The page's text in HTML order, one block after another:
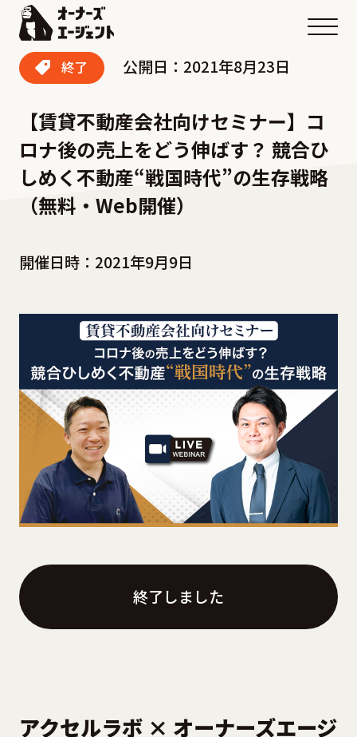
メニ
終了
公開日：2021年8月23日
【賃貸不動産会社向けセミナー】コ
ロナ後の売上をどう伸ばす？ 競合ひ
しめく不動産“戦国時代”の生存戦略
（無料・Web開催）
開催日時：2021年9月9日
終了しました
アクセルラボ × オーナーズエージ